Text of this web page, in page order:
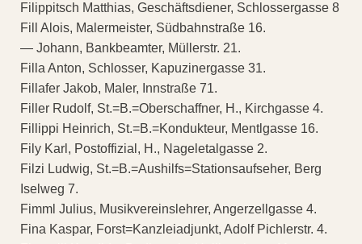
Filippitsch Matthias, Geschäftsdiener, Schlossergasse 8
Fill Alois, Malermeister, Südbahnstraße 16.
— Johann, Bankbeamter, Müllerstr. 21.
Filla Anton, Schlosser, Kapuzinergasse 31.
Fillafer Jakob, Maler, Innstraße 71.
Filler Rudolf, St.=B.=Oberschaffner, H., Kirchgasse 4.
Fillippi Heinrich, St.=B.=Kondukteur, Mentlgasse 16.
Fily Karl, Postoffizial, H., Nageletalgasse 2.
Filzi Ludwig, St.=B.=Aushilfs=Stationsaufseher, Berg
Iselweg 7.
Fimml Julius, Musikvereinslehrer, Angerzellgasse 4.
Fina Kaspar, Forst=Kanzleiadjunkt, Adolf Pichlerstr. 4.